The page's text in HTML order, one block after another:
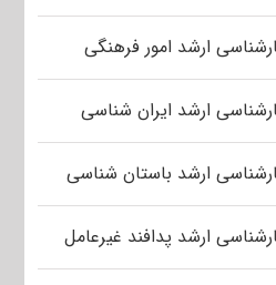
ارشد امور فرهنگی
ارشد ایران شناسی
ارشد باستان شناسی
ارشد پدافند غیرعامل